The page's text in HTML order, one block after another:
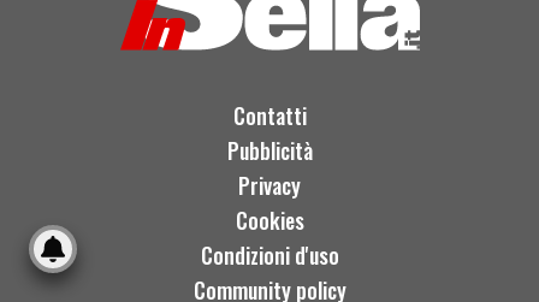
Contatti
Pubblicità
Privacy
Cookies
Condizioni d'uso
Community policy